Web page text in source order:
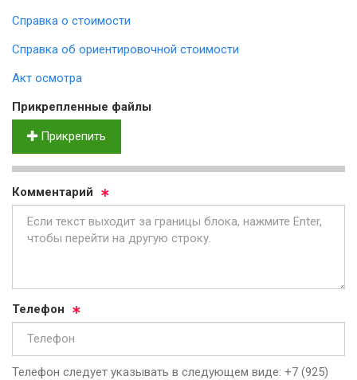
Справка о стоимости
Справка об ориентировочной стоимости
Акт осмотра
Прик­реп­лен­ные фай­лы
Прикрепить
Ком­мен­та­рий
Те­ле­фон
Телефон следует указывать в следующем виде: +7 (925)